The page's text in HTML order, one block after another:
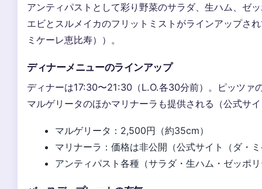
アンティパストとして彩り野菜のサラダ、生ハム、ゼ
エビとスルメイカのフリットミストがラインアップさ
ミケーレ恵比寿））。
ディナーメニューのラインアップ
ディナーは17:30〜21:30（L.O.各30分前）。ピッツァ
マルゲリータのほかマリナーラも提供される（公式サ
マルゲリータ：2,500円（約35cm）
マリナーラ：価格は非公開（公式サイト（ダ・
アンティパスト各種（サラダ・生ハム・ゼッポ